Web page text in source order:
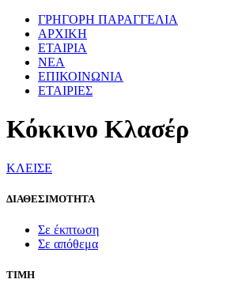
ΓΡΗΓΟΡΗ ΠΑΡΑΓΓΕΛΙΑ
ΑΡΧΙΚΗ
ΕΤΑΙΡΙΑ
ΝΕΑ
ΕΠΙΚΟΙΝΩΝΙΑ
ΕΤΑΙΡΙΕΣ
Κόκκινο Κλασέρ
ΚΛΕΙΣΕ
ΔΙΑΘΕΣΙΜΟΤΗΤΑ
Σε έκπτωση
Σε απόθεμα
ΤΙΜΗ